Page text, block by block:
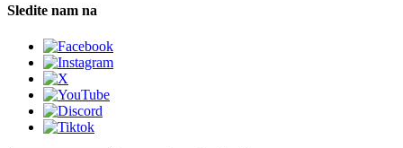
Sledite nam na